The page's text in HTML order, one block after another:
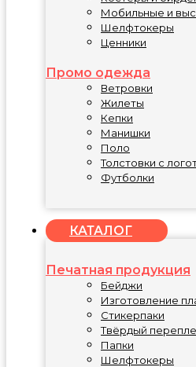
Мобильные и
Шелфтокеры
Ценники
Промо одежда
Ветровки
Жилеты
Кепки
Манишки
Поло
Толстовки с
Футболки
КАТАЛОГ
Печатная продукция
Бейджи
Изготовление
Стикерпаки
Твёрдый
Папки
Шелфтокеры